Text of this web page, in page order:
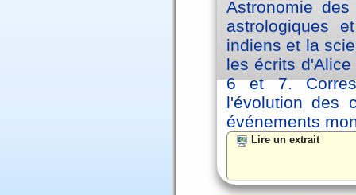
Astronomie
astrologiques
indiens et la
les écrits
6 et 7.
l'évolution des
événements
Lire un extrait